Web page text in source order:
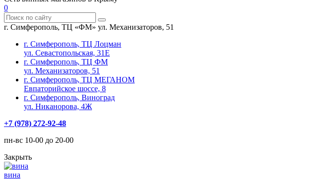
0
г. Симферополь, ТЦ «ФМ» ул. Механизаторов, 51
г. Симферополь, ТЦ Лоцман
ул. Севастопольская, 31Е
г. Симферополь, ТЦ ФМ
ул. Механизаторов, 51
г. Симферополь, ТЦ МЕГАНОМ
Евпаторийское шоссе, 8
г. Симферополь, Виноград
ул. Никанорова, 4Ж
+7 (978) 272-92-48
пн-вс 10-00 до 20-00
Закрыть
вина